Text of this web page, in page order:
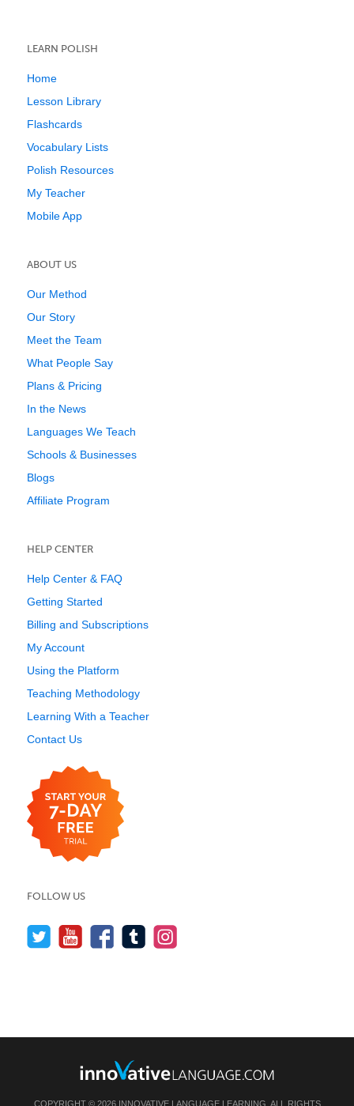
LEARN POLISH
Home
Lesson Library
Flashcards
Vocabulary Lists
Polish Resources
My Teacher
Mobile App
ABOUT US
Our Method
Our Story
Meet the Team
What People Say
Plans & Pricing
In the News
Languages We Teach
Schools & Businesses
Blogs
Affiliate Program
HELP CENTER
Help Center & FAQ
Getting Started
Billing and Subscriptions
My Account
Using the Platform
Teaching Methodology
Learning With a Teacher
Contact Us
FOLLOW US
COPYRIGHT © 2026 INNOVATIVE LANGUAGE LEARNING. ALL RIGHTS